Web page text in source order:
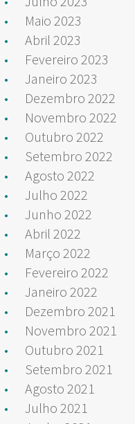
Maio 2023
Abril 2023
Fevereiro 2023
Janeiro 2023
Dezembro 2022
Novembro 2022
Outubro 2022
Setembro 2022
Agosto 2022
Julho 2022
Junho 2022
Abril 2022
Março 2022
Fevereiro 2022
Janeiro 2022
Dezembro 2021
Novembro 2021
Outubro 2021
Setembro 2021
Agosto 2021
Julho 2021